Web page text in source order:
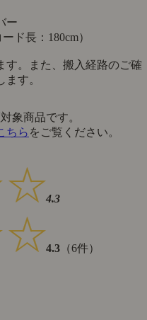
ー
ド長：180cm）
す。また、搬入経路のご確
す。
象商品です。
ちら をご覧ください。
4.3
4.3 （6件）